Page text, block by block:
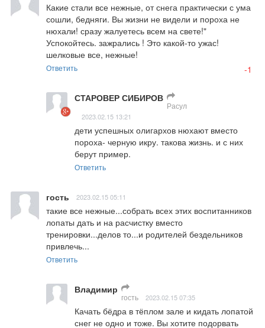
Какие стали все нежные, от снега практически с ума
сошли, бедняги. Вы жизни не видели и пороха не
нюхали! сразу жалуетесь всем на свете!"
Успокойтесь. зажрались ! Это какой-то ужас!
шелковые все, нежные!
Ответить -1
СТАРОВЕР СИБИРОВ
Расул
2023.02.15 13:21
дети успешных олигархов нюхают вместо
пороха- черную икру. такова жизнь. и с них
берут пример.
Ответить
гость 2023.02.15 05:11
такие все нежные...собрать всех этих воспитанников
лопаты дать и на расчистку вместо
тренировки...делов то...и родителей бездельников
привлечь...
Ответить
Владимир
гость 2023.02.15 07:35
Качать бёдра в тёплом зале и кидать лопатой
снег не одно и тоже. Вы хотите подорвать